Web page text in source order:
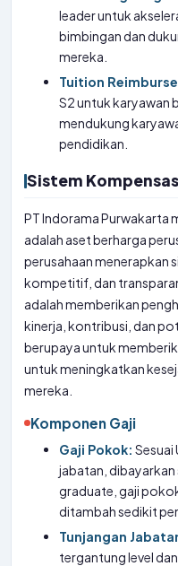
leader untuk
bimbingan dan
mereka.
Tuition
S2 untuk karyawan
mendukung
pendidikan.
Sistem
PT Indorama Purwakarta
adalah aset berharga
perusahaan menerapkan
kompetitif, dan
adalah memberikan
kinerja, kontribusi, dan
berupaya untuk
untuk meningkatkan
mereka.
Komponen Gaji
Gaji Pokok: Sesuai
jabatan,
graduate, gaji
ditambah sedikit
Tunjangan
tergantung level